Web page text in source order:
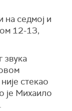
на седмој и
12-13,
звука
стекао
је Михаило